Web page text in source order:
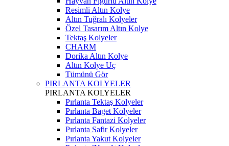
Resimli Altın Kolye
Altın Tuğralı Kolyeler
Özel Tasarım Altın Kolye
Tektaş Kolyeler
CHARM
Dorika Altın Kolye
Altın Kolye Uç
Tümünü Gör
PIRLANTA KOLYELER
PIRLANTA KOLYELER
Pırlanta Tektaş Kolyeler
Pırlanta Baget Kolyeler
Pırlanta Fantazi Kolyeler
Pırlanta Safir Kolyeler
Pırlanta Yakut Kolyeler